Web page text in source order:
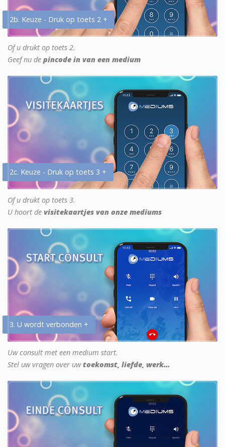
2b. Keuze - Druk op toets 2 +
Of u drukt op toets 2.
Geef nu de pincode in van een medium
2c. Keuze - Druk op toets 3 +
Of u drukt op toets 3.
U hoort de visitekaartjes van onze mediums
3. U wordt verbonden +
Uw consult met een medium start.
Stel uw vragen over uwtoekomst, liefde, werk...